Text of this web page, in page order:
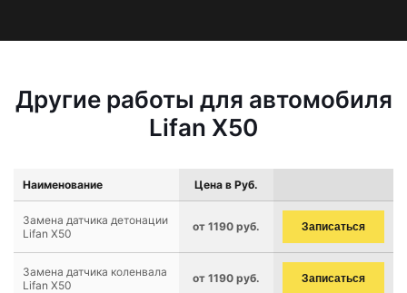
Другие работы для автомобиля
Lifan X50
Наименование Цена в Руб.
Замена датчика детонации
Lifan X50
от 1190 руб. Записаться
Замена датчика коленвала
Lifan X50
от 1190 руб. Записаться